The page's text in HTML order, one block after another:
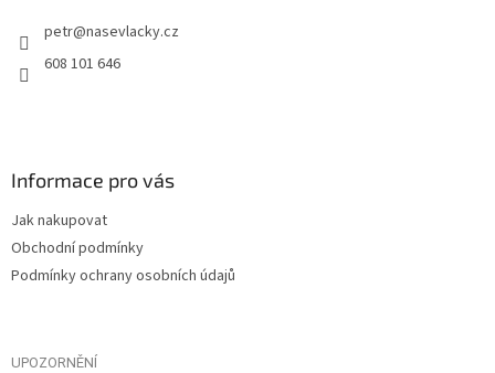
petr@nasevlacky.cz
608 101 646
Informace pro vás
Jak nakupovat
Obchodní podmínky
Podmínky ochrany osobních údajů
UPOZORNĚNÍ